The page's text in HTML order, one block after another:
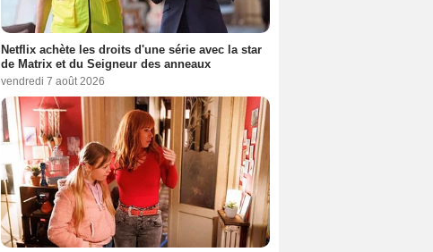
Netflix achète les droits d'une série avec la star
de Matrix et du Seigneur des anneaux
vendredi 7 août 2026